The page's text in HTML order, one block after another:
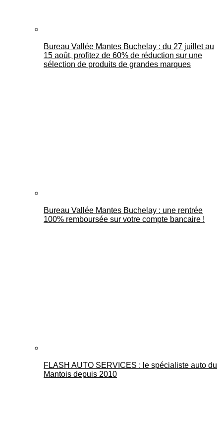
Bureau Vallée Mantes Buchelay : du 27 juillet au
15 août, profitez de 60% de réduction sur une
sélection de produits de grandes marques
Bureau Vallée Mantes Buchelay : une rentrée
100% remboursée sur votre compte bancaire !
FLASH AUTO SERVICES : le spécialiste auto du
Mantois depuis 2010